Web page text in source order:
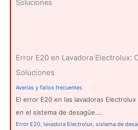
Error E20 en Lavadora Electrolux:
Soluciones
Averías y fallos frecuentes
El error E20 en las lavadoras
en el sistema de desagüe.…
Error E20, lavadora Electrolux, sistema de